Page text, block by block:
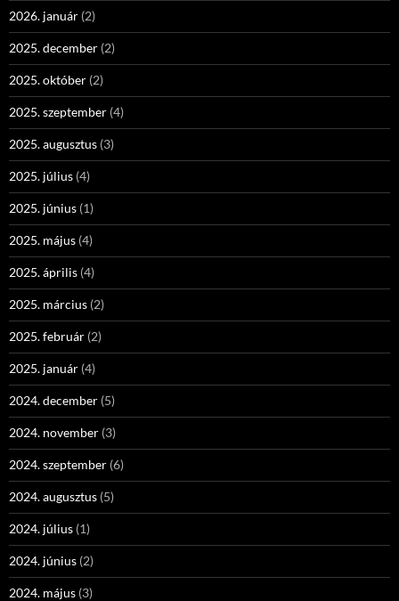
2026. január (2)
2025. december (2)
2025. október (2)
2025. szeptember (4)
2025. augusztus (3)
2025. július (4)
2025. június (1)
2025. május (4)
2025. április (4)
2025. március (2)
2025. február (2)
2025. január (4)
2024. december (5)
2024. november (3)
2024. szeptember (6)
2024. augusztus (5)
2024. július (1)
2024. június (2)
2024. május (3)